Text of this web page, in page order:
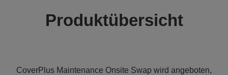
Produktübersicht
CoverPlus Maintenance Onsite Swap wird angeboten,